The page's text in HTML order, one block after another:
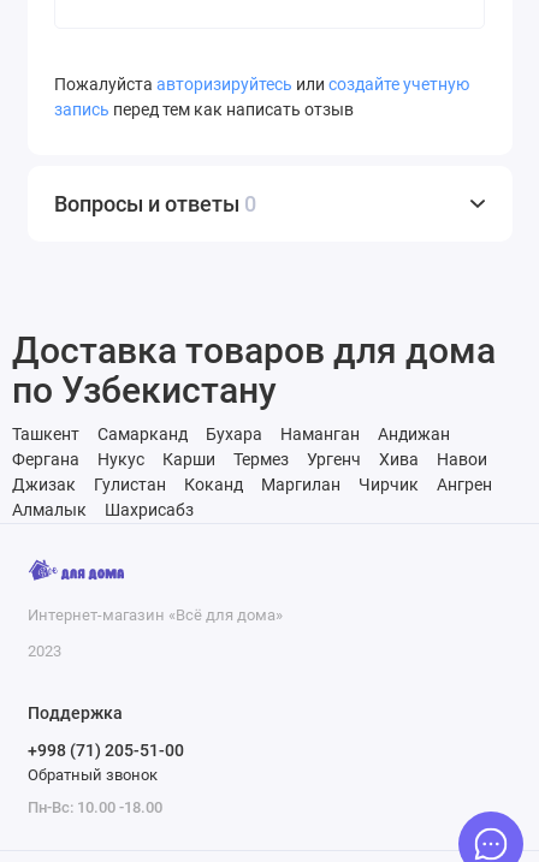
Пожалуйста авторизируйтесь или создайте учетную
запись перед тем как написать отзыв
Вопросы и ответы 0
Доставка товаров для дома
по Узбекистану
Ташкент Самарканд Бухара Наманган
Андижан
Фергана
Нукус Карши Термез Ургенч Хива
Навои
Джизак
Гулистан Коканд Маргилан Чирчик
Ангрен
Алмалык
Шахрисабз
Интернет-магазин «Всё для дома»
2023
Поддержка
+998 (71) 205-51-00
Обратный звонок
Пн-Вс: 10.00 -18.00